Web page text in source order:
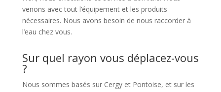
venons avec tout l’équipement et les produits
nécessaires. Nous avons besoin de nous raccorder à
l’eau chez vous.
Sur quel rayon vous déplacez-vous
?
Nous sommes basés sur Cergy et Pontoise, et sur les